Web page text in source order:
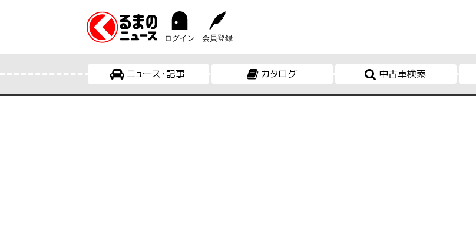
ログイン 会員登録
ニュース・記事 カタログ 中古車検索